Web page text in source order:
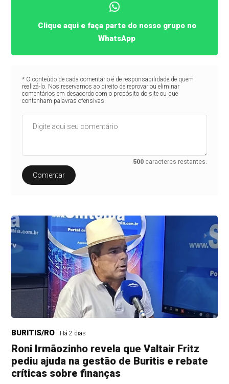
Clique aqui e faça parte do nosso grupo no
WhatsApp
* O conteúdo de cada comentário é de responsabilidade de quem
realizá-lo. Nos reservamos ao direito de reprovar ou eliminar
comentários em desacordo com o propósito do site ou que
contenham palavras ofensivas.
500 caracteres restantes.
Comentar
BURITIS/RO Há 2 dias
Roni Irmãozinho revela que Valtair Fritz
pediu ajuda na gestão de Buritis e rebate
críticas sobre finanças